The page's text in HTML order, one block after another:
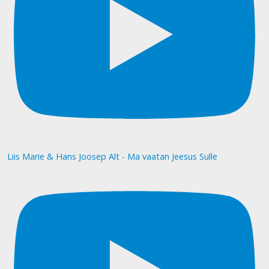
Liis Marie & Hans Joosep Alt - Ma vaatan Jeesus Sulle